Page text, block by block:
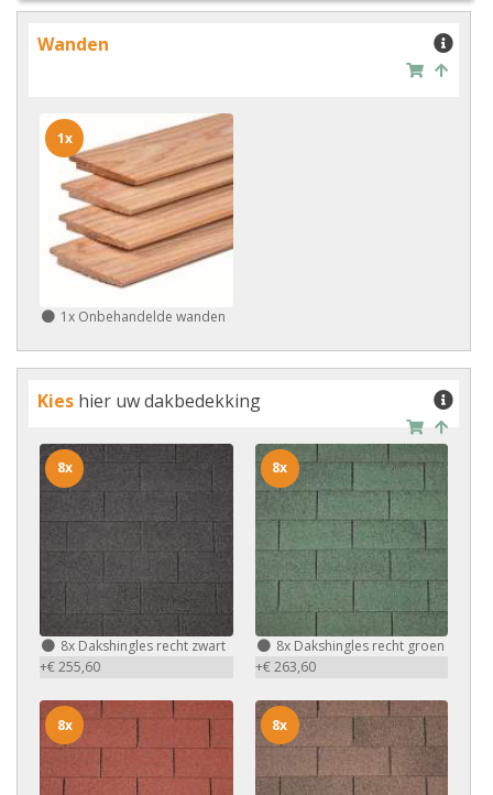
Wanden
1x Onbehandelde wanden
1x
Kies hier uw dakbedekking
8x Dakshingles recht zwart
+€ 255,60
8x
8xDakshingles recht groen
+€ 263,60
8x
8x 8x